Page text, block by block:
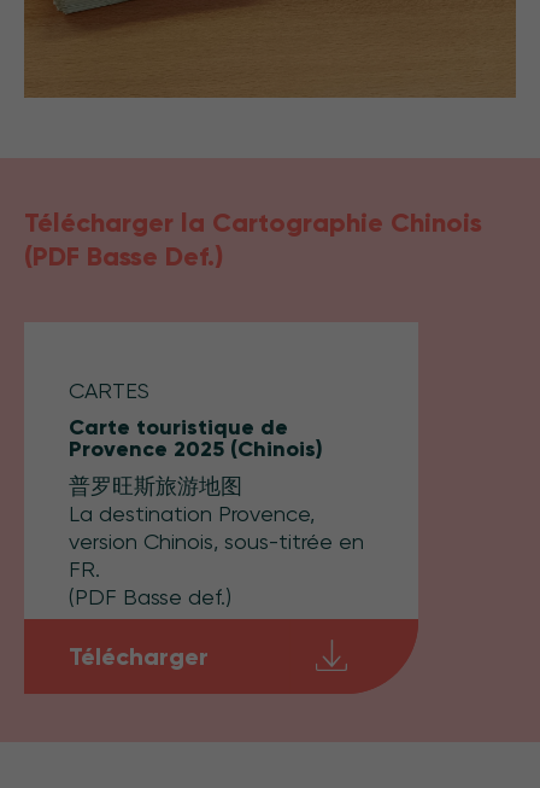
Télécharger la Cartographie Chinois
(PDF Basse Def.)
CARTES
Carte touristique de
Provence 2025 (Chinois)
普罗旺斯旅游地图
La destination Provence,
version Chinois, sous-titrée en
FR.
(PDF Basse def.)
Télécharger